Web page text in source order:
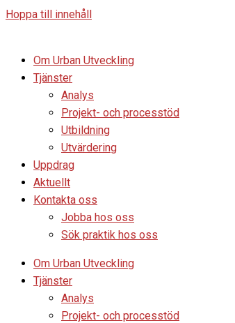
Hoppa till innehåll
Om Urban Utveckling
Tjänster
Analys
Projekt- och processtöd
Utbildning
Utvärdering
Uppdrag
Aktuellt
Kontakta oss
Jobba hos oss
Sök praktik hos oss
Om Urban Utveckling
Tjänster
Analys
Projekt- och processtöd